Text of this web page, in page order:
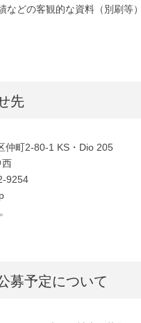
などの客観的な資料（別刷等
先
町2-80-1 KS・Dio 205
9254
募予定について